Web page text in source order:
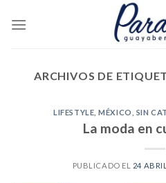
ARCHIVOS DE
LIFESTYLE ,MÉXICO SIN
La moda en
PUBLICADO EL 24